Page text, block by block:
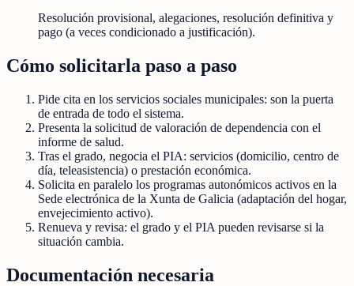
Resolución provisional, alegaciones, resolución definitiva y
pago (a veces condicionado a justificación).
Cómo solicitarla paso a paso
Pide cita en los servicios sociales municipales: son la puerta
de entrada de todo el sistema.
Presenta la solicitud de valoración de dependencia con el
informe de salud.
Tras el grado, negocia el PIA: servicios (domicilio, centro de
día, teleasistencia) o prestación económica.
Solicita en paralelo los programas autonómicos activos en la
Sede electrónica de la Xunta de Galicia (adaptación del hogar,
envejecimiento activo).
Renueva y revisa: el grado y el PIA pueden revisarse si la
situación cambia.
Documentación necesaria